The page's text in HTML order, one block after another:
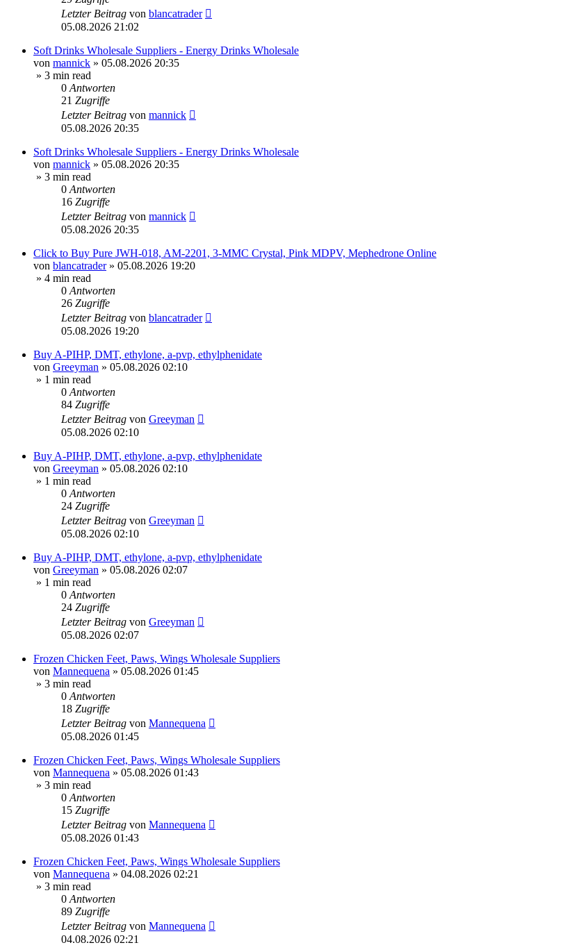
Letzter Beitrag von blancatrader
05.08.2026 21:02
Soft Drinks Wholesale Suppliers - Energy Drinks Wholesale
von mannick » 05.08.2026 20:35
» 3 min read
0 Antworten
21 Zugriffe
Letzter Beitrag von mannick
05.08.2026 20:35
Soft Drinks Wholesale Suppliers - Energy Drinks Wholesale
von mannick » 05.08.2026 20:35
» 3 min read
0 Antworten
16 Zugriffe
Letzter Beitrag von mannick
05.08.2026 20:35
Click to Buy Pure JWH-018, AM-2201, 3-MMC Crystal, Pink MDPV, Mephedrone Online
von blancatrader» 05.08.2026 19:20
» 4 min read
0 Antworten
26 Zugriffe
Letzter Beitrag von blancatrader
05.08.2026 19:20
Buy A-PIHP, DMT, ethylone, a-pvp, ethylphenidate
von Greeyman » 05.08.2026 02:10
» 1 min read
0 Antworten
84 Zugriffe
Letzter Beitrag von Greeyman
05.08.2026 02:10
Buy A-PIHP, DMT, ethylone, a-pvp, ethylphenidate
von Greeyman » 05.08.2026 02:10
» 1 min read
0 Antworten
24 Zugriffe
Letzter Beitrag von Greeyman
05.08.2026 02:10
Buy A-PIHP, DMT, ethylone, a-pvp, ethylphenidate
von Greeyman » 05.08.2026 02:07
» 1 min read
0 Antworten
24 Zugriffe
Letzter Beitrag von Greeyman
05.08.2026 02:07
Frozen Chicken Feet, Paws, Wings Wholesale Suppliers
von Mannequena » 05.08.2026 01:45
» 3 min read
0 Antworten
18 Zugriffe
Letzter Beitrag von Mannequena
05.08.2026 01:45
Frozen Chicken Feet, Paws, Wings Wholesale Suppliers
von Mannequena » 05.08.2026 01:43
» 3 min read
0 Antworten
15 Zugriffe
Letzter Beitrag von Mannequena
05.08.2026 01:43
Frozen Chicken Feet, Paws, Wings Wholesale Suppliers
von Mannequena » 04.08.2026 02:21
» 3 min read
0 Antworten
89 Zugriffe
Letzter Beitrag von Mannequena
04.08.2026 02:21